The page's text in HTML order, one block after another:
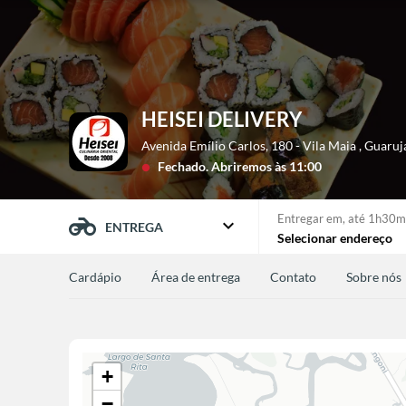
HEISEI DELIVERY
Avenida Emílio Carlos, 180 - Vila Maia,
lens Fechado.Abriremos às 11:00
ENTREGA expand_more Entregar em, até 1h30m
Selecionar endereço
Cardápio Área de entrega Contato Sobre nós
+